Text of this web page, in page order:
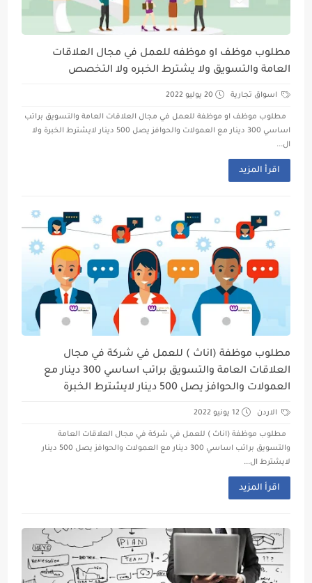
مطلوب موظف او موظفه للعمل في مجال العلاقات
العامة والتسويق ولا يشترط الخبره ولا التخصص
اسواق تجارية 20 يوليو 2022
مطلوب موظف او موظفة للعمل في مجال العلاقات العامة والتسويق براتب
اساسي 300 دينار مع العمولات والحوافز يصل 500 دينار لايشترط الخبرة ولا
ال...
اقرأ المزيد
مطلوب موظفة (اناث ) للعمل في شركة في مجال
العلاقات العامة والتسويق براتب اساسي 300 دينار مع
العمولات والحوافز يصل 500 دينار لايشترط الخبرة
الاردن 12 يونيو 2022
مطلوب موظفة (اناث ) للعمل في شركة في مجال العلاقات العامة
والتسويق براتب اساسي 300 دينار مع العمولات والحوافز يصل 500 دينار
لايشترط ال...
اقرأ المزيد